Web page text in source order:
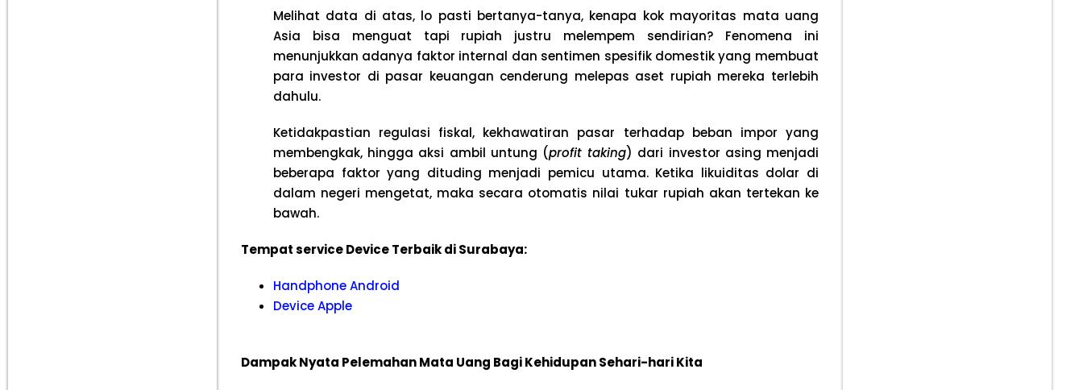
Melihat data di atas, lo pasti bertanya-tanya, kenapa kok mayoritas mata uang
Asia bisa menguat tapi rupiah justru melempem sendirian? Fenomena ini
menunjukkan adanya faktor internal dan sentimen spesifik domestik yang membuat
para investor di pasar keuangan cenderung melepas aset rupiah mereka terlebih
dahulu.
Ketidakpastian regulasi fiskal, kekhawatiran pasar terhadap beban impor yang
membengkak, hingga aksi ambil untung (profit taking) dari investor asing menjadi
beberapa faktor yang dituding menjadi pemicu utama. Ketika likuiditas dolar di
dalam negeri mengetat, maka secara otomatis nilai tukar rupiah akan tertekan ke
bawah.
Tempat service Device Terbaik di Surabaya:
Handphone Android
Device Apple
Dampak Nyata Pelemahan Mata Uang Bagi Kehidupan Sehari-hari Kita